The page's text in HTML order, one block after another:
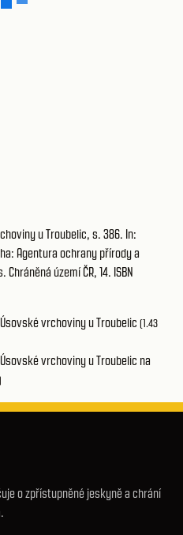
u Troubelic, s. 386. In:
Agentura ochrany přírody a
území ČR, 14. ISBN
vrchoviny u Troubelic (1.43
vrchoviny u Troubelic na
o zpřístupněné jeskyně a chrání